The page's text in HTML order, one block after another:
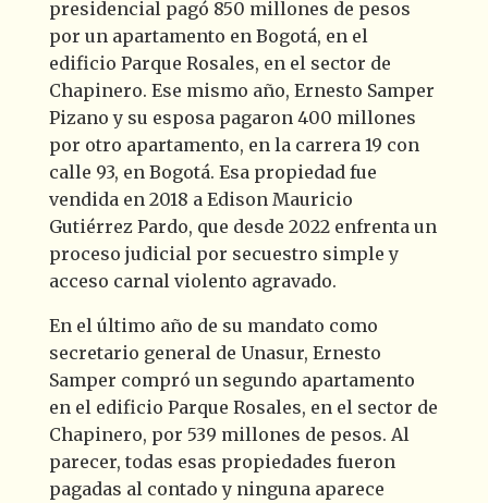
presidencial pagó 850 millones de pesos
por un apartamento en Bogotá, en el
edificio Parque Rosales, en el sector de
Chapinero. Ese mismo año, Ernesto Samper
Pizano y su esposa pagaron 400 millones
por otro apartamento, en la carrera 19 con
calle 93, en Bogotá. Esa propiedad fue
vendida en 2018 a Edison Mauricio
Gutiérrez Pardo, que desde 2022 enfrenta un
proceso judicial por secuestro simple y
acceso carnal violento agravado.
En el último año de su mandato como
secretario general de Unasur, Ernesto
Samper compró un segundo apartamento
en el edificio Parque Rosales, en el sector de
Chapinero, por 539 millones de pesos. Al
parecer, todas esas propiedades fueron
pagadas al contado y ninguna aparece